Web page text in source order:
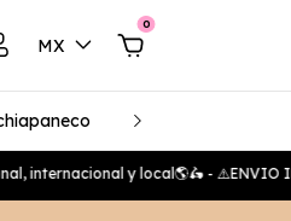
MX
0
Plata 925
internacional y local🌎🛵 - ⚠️ENVIO